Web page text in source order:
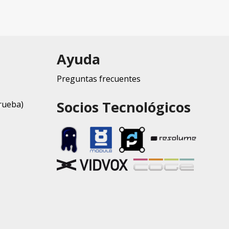
Ayuda
Preguntas frecuentes
Socios Tecnológicos